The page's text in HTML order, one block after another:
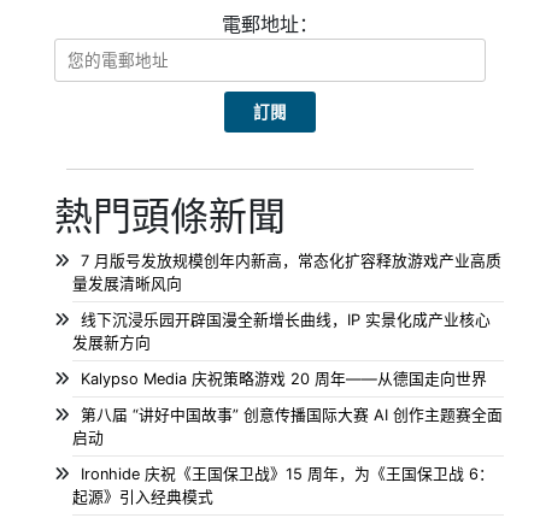
電郵地址：
熱門頭條新聞
7 月版号发放规模创年内新高，常态化扩容释放游戏产业高质
量发展清晰风向
线下沉浸乐园开辟国漫全新增长曲线，IP 实景化成产业核心
发展新方向
Kalypso Media 庆祝策略游戏 20 周年——从德国走向世界
第八届 “讲好中国故事” 创意传播国际大赛 AI 创作主题赛全面
启动
Ironhide 庆祝《王国保卫战》15 周年，为《王国保卫战 6：
起源》引入经典模式